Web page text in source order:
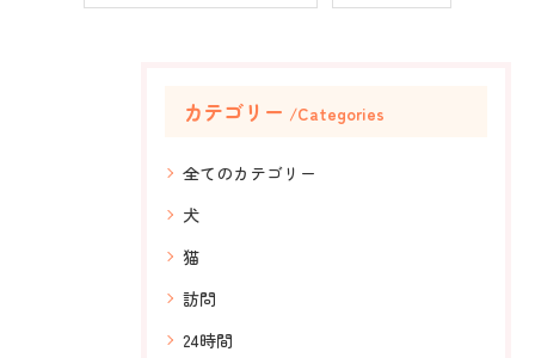
カテゴリー Categories
全てのカテゴリー
犬
猫
訪問
24時間